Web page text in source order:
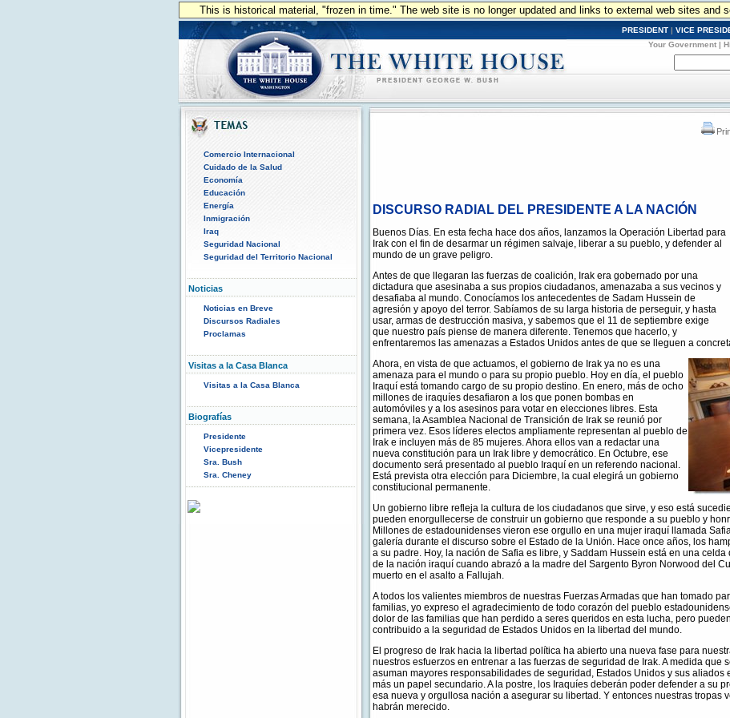
This is historical material, "frozen in time." The web site is no longer updated and links to external web sites and
PRESIDENT | VICE
Your Government |
Comercio Internacional
Cuidado de la Salud
Economía
Educación
Energía
Inmigración
Iraq
Seguridad Nacional
Seguridad del Territorio Nacional
Noticias
Noticias en Breve
Discursos Radiales
Proclamas
Visitas a la Casa Blanca
Visitas a la Casa Blanca
Biografías
Presidente
Vicepresidente
Sra. Bush
Sra. Cheney
DISCURSO RADIAL DEL PRESIDENTE A LA NACIÓN
Buenos Días. En esta fecha hace dos años, lanzamos la Operación Libertad para
Irak con el fin de desarmar un régimen salvaje, liberar a su pueblo, y defender al
mundo de un grave peligro.
Antes de que llegaran las fuerzas de coalición, Irak era gobernado por una
dictadura que asesinaba a sus propios ciudadanos, amenazaba a sus vecinos y
desafiaba al mundo. Conocíamos los antecedentes de Sadam Hussein de
agresión y apoyo del terror. Sabíamos de su larga historia de perseguir, y hasta
usar, armas de destrucción masiva, y sabemos que el 11 de septiembre exige
que nuestro país piense de manera diferente. Tenemos que hacerlo, y
enfrentaremos las amenazas a Estados Unidos antes de que se lleguen a
Ahora, en vista de que actuamos, el gobierno de Irak ya no es una
amenaza para el mundo o para su propio pueblo. Hoy en día, el pueblo
Iraquí está tomando cargo de su propio destino. En enero, más de ocho
millones de iraquíes desafiaron a los que ponen bombas en
automóviles y a los asesinos para votar en elecciones libres. Esta
semana, la Asamblea Nacional de Transición de Irak se reunió por
primera vez. Esos líderes electos ampliamente representan al pueblo de
Irak e incluyen más de 85 mujeres. Ahora ellos van a redactar una
nueva constitución para un Irak libre y democrático. En Octubre, ese
documento será presentado al pueblo Iraquí en un referendo nacional.
Está prevista otra elección para Diciembre, la cual elegirá un gobierno
constitucional permanente.
Un gobierno libre refleja la cultura de los ciudadanos que sirve, y eso está
pueden enorgullecerse de construir un gobierno que responde a su pueblo y
Millones de estadounidenses vieron ese orgullo en una mujer iraquí llamada
galería durante el discurso sobre el Estado de la Unión. Hace once años, los
a su padre. Hoy, la nación de Safia es libre, y Saddam Hussein está en una
de la nación iraquí cuando abrazó a la madre del Sargento Byron Norwood del
muerto en el asalto a Fallujah.
A todos los valientes miembros de nuestras Fuerzas Armadas que han tomado
familias, yo expreso el agradecimiento de todo corazón del pueblo
dolor de las familias que han perdido a seres queridos en esta lucha, pero
contribuido a la seguridad de Estados Unidos en la libertad del mundo.
El progreso de Irak hacia la libertad política ha abierto una nueva fase para
nuestros esfuerzos en entrenar a las fuerzas de seguridad de Irak. A medida que
asuman mayores responsabilidades de seguridad, Estados Unidos y sus aliados
más un papel secundario. A la postre, los Iraquíes deberán poder defender a su
esa nueva y orgullosa nación a asegurar su libertad. Y entonces nuestras tropas
habrán merecido.